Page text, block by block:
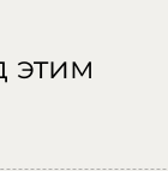
этим